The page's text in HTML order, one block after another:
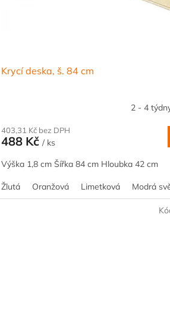
Olše Ořech Šedá Jilm Třešeň
Akácie Kalvados Borovice Buk
Krycí deska, š. 84 cm
2 - 4
403,31 Kč bez DPH
488 Kč / ks
Výška 1,8 cm Šířka 84 cm Hloubka 42 cm
Žlutá Oranžová Limetková Modrá